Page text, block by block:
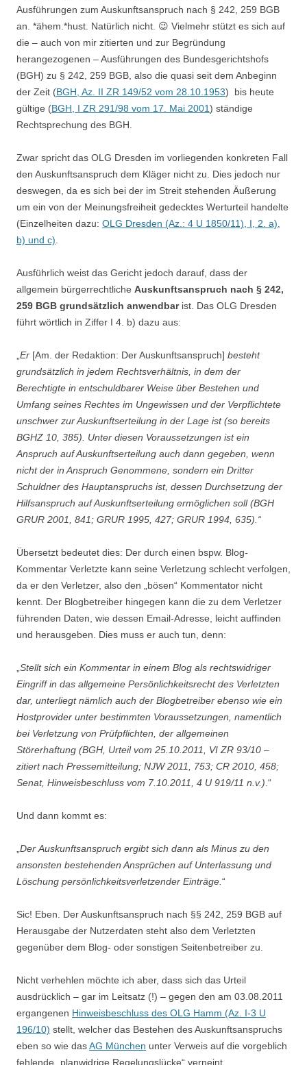
Ausführungen zum Auskunftsanspruch nach § 242, 259 BGB
an. *ähem.*hust. Natürlich nicht. 😉 Vielmehr stützt es sich auf
die – auch von mir zitierten und zur Begründung
herangezogenen – Ausführungen des Bundesgerichtshofs
(BGH) zu § 242, 259 BGB, also die quasi seit dem Anbeginn
der Zeit (BGH, Az. II ZR 149/52 vom 28.10.1953) bis heute
gültige (BGH, I ZR 291/98 vom 17. Mai 2001) ständige
Rechtsprechung des BGH.
Zwar spricht das OLG Dresden im vorliegenden konkreten Fall
den Auskunftsanspruch dem Kläger nicht zu. Dies jedoch nur
deswegen, da es sich bei der im Streit stehenden Äußerung
um ein von der Meinungsfreiheit gedecktes Werturteil handelte
(Einzelheiten dazu: OLG Dresden (Az.: 4 U 1850/11), I, 2. a),
b) und c)
Ausführlich weist das Gericht jedoch darauf, dass der
allgemein bürgerrechtliche Auskunftsanspruch nach § 242,
259 BGB grundsätzlich anwendbarist. Das OLG Dresden
führt wörtlich in Ziffer I 4. b) dazu aus:
Er [Am. der Redaktion: Der Auskunftsanspruch] besteht
grundsätzlich in jedem Rechtsverhältnis, in dem der
Berechtigte in entschuldbarer Weise über Bestehen und
Umfang seines Rechtes im Ungewissen und der Verpflichtete
unschwer zur Auskunftserteilung in der Lage ist (so bereits
BGHZ 10, 385). Unter diesen Voraussetzungen ist ein
Anspruch auf Auskunftserteilung auch dann gegeben, wenn
nicht der in Anspruch Genommene, sondern ein Dritter
Schuldner des Hauptanspruchs ist, dessen Durchsetzung der
Hilfsanspruch auf Auskunftserteilung ermöglichen soll (BGH
GRUR 2001, 841; GRUR 1995, 427; GRUR 1994, 635).“
Übersetzt bedeutet dies: Der durch einen bspw. Blog-
Kommentar Verletzte kann seine Verletzung schlecht verfolgen,
da er den Verletzer, also den „bösen“ Kommentator nicht
kennt. Der Blogbetreiber hingegen kann die zu dem Verletzer
führenden Daten, wie dessen Email-Adresse, leicht auffinden
und herausgeben. Dies muss er auch tun, denn:
Stellt sich ein Kommentar in einem Blog als rechtswidriger
Eingriff in das allgemeine Persönlichkeitsrecht des Verletzten
dar, unterliegt nämlich auch der Blogbetreiber ebenso wie ein
Hostprovider unter bestimmten Voraussetzungen, namentlich
bei Verletzung von Prüfpflichten, der allgemeinen
Störerhaftung (BGH, Urteil vom 25.10.2011, VI ZR 93/10 –
zitiert nach Pressemitteilung; NJW 2011, 753; CR 2010, 458;
Senat, Hinweisbeschluss vom 7.10.2011, 4 U 919/11 n.v.) .“
Und dann kommt es:
Der Auskunftsanspruch ergibt sich dann als Minus zu den
ansonsten bestehenden Ansprüchen auf Unterlassung und
Löschung persönlichkeitsverletzender Einträge. “
Sic! Eben. Der Auskunftsanspruch nach §§ 242, 259 BGB auf
Herausgabe der Nutzerdaten steht also dem Verletzten
gegenüber dem Blog- oder sonstigen Seitenbetreiber zu.
Nicht verhehlen möchte ich aber, dass sich das Urteil
ausdrücklich – gar im Leitsatz (!) – gegen den am 03.08.2011
ergangenen Hinweisbeschluss des OLG Hamm (Az. I-3 U
196/10) stellt, welcher das Bestehen des Auskunftsanspruchs
eben so wie dasAG München unter Verweis auf die vorgeblich
fehlende „planwidrige Regelungslücke“ verneint.